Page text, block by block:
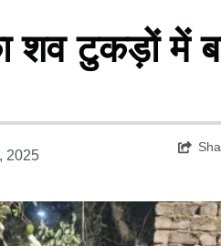
शव टुकड़ों में
2025